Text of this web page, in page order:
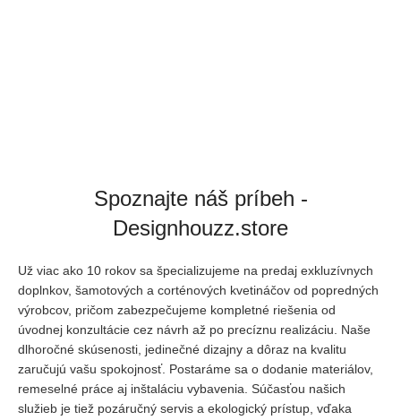
Spoznajte náš príbeh -
Designhouzz.store
Už viac ako 10 rokov sa špecializujeme na predaj exkluzívnych
doplnkov, šamotových a corténových kvetináčov od popredných
výrobcov, pričom zabezpečujeme kompletné riešenia od
úvodnej konzultácie cez návrh až po precíznu realizáciu. Naše
dlhoročné skúsenosti, jedinečné dizajny a dôraz na kvalitu
zaručujú vašu spokojnosť. Postaráme sa o dodanie materiálov,
remeselné práce aj inštaláciu vybavenia. Súčasťou našich
služieb je tiež pozáručný servis a ekologický prístup, vďaka